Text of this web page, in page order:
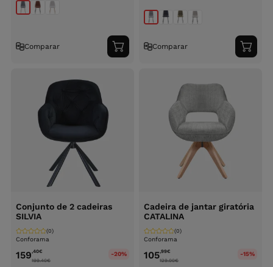
Comparar
Adicionar
ao
Comparar
ao
Conjunto de 2 cadeiras
SILVIA
Conforama
(0)
159,40€
199.40€
-20%
Cadeira de jantar giratória
CATALINA
Conforama
(0)
105,99€
129.00€
-15%